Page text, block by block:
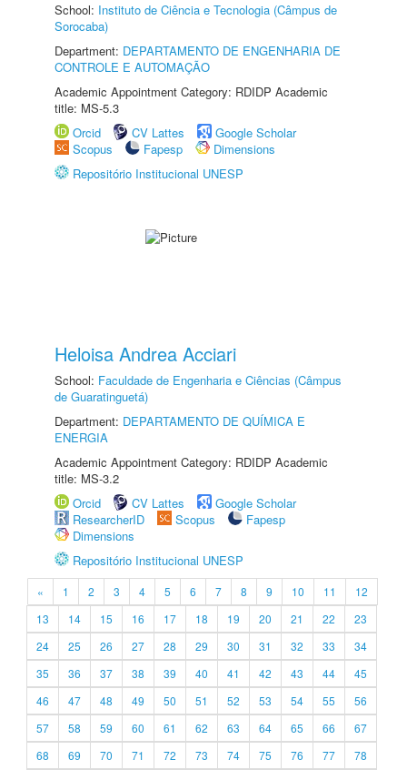
School: Instituto de Ciência e Tecnologia (Câmpus de
Sorocaba)
Department: DEPARTAMENTO DE ENGENHARIA DE
CONTROLE E AUTOMAÇÃO
Academic Appointment Category: RDIDP Academic
title: MS-5.3
Orcid
CV Lattes
Google Scholar
Scopus
Fapesp
Dimensions
Repositório Institucional UNESP
Heloisa Andrea Acciari
School: Faculdade de Engenharia e Ciências (Câmpus
de Guaratinguetá)
Department: DEPARTAMENTO DE QUÍMICA E
ENERGIA
Academic Appointment Category: RDIDP Academic
title: MS-3.2
Orcid
CV Lattes
Google Scholar
ResearcherID
Scopus
Fapesp
Dimensions
Repositório Institucional UNESP
« 1 2 3 4 5 6 7 8 9 10 11
12
13
14 15 16 17 18 19 20 21 22
23
24
25 26 27 28 29 30 31 32 33
34
35
36 37 38 39 40 41 42 43 44
45
46
47 48 49 50 51 52 53 54 55
56
57
58 59 60 61 62 63 64 65 66
67
68
69 70 71 72 73 74 75 76 77
78